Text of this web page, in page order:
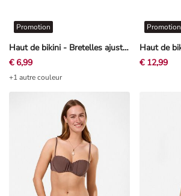
Haut de bikini - Bretelles ajustables - noir
Promotion
€ 6,99
+1 autre couleur
Promotion
€ 12,99